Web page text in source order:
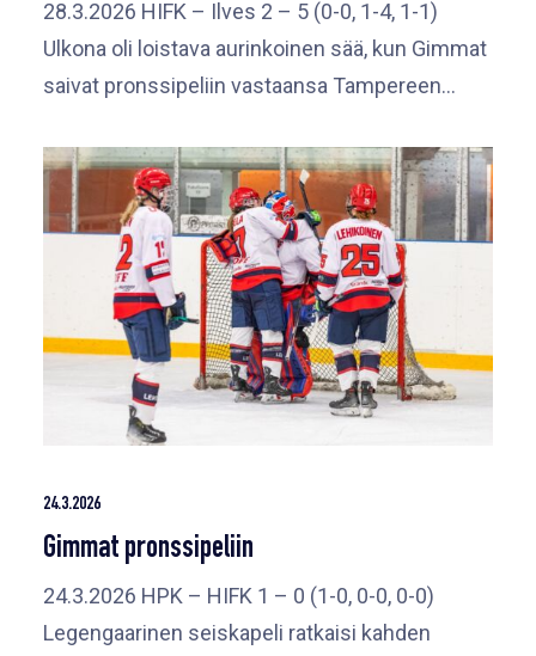
28.3.2026 HIFK – Ilves 2 – 5 (0-0, 1-4, 1-1)
Ulkona oli loistava aurinkoinen sää, kun Gimmat
saivat pronssipeliin vastaansa Tampereen…
24.3.2026
Gimmat pronssipeliin
24.3.2026 HPK – HIFK 1 – 0 (1-0, 0-0, 0-0)
Legengaarinen seiskapeli ratkaisi kahden